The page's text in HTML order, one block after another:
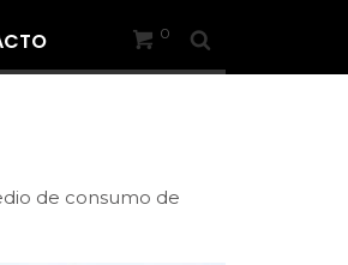
0
de consumo de